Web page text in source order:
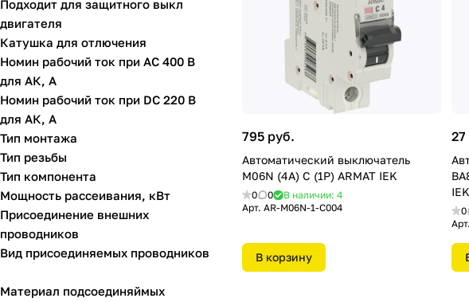
795 руб.
Автоматический выключатель
M06N (4A) C (1P) ARMAT IEK
0 0
В наличии: 4
Арт. AR-M06N-1-C004
В корзину
27
IEK
0
Арт.
Подходит для защитного выкл
двигателя
Катушка для отлючения
Номин рабочий ток при AC 400 В
для АК, А
Номин рабочий ток при DC 220 В
для АК, А
Тип монтажа
Тип резьбы
Тип компонента
Мощность рассеивания, кВт
Присоединение внешних
проводников
Вид присоединяемых проводников
Материал подсоединяймых